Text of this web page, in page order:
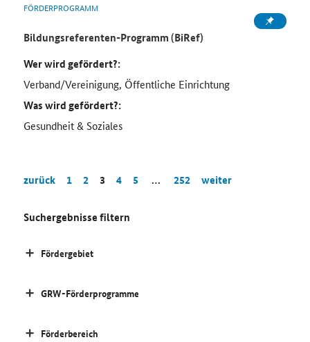
FÖRDERPROGRAMM
Bildungsreferenten-Programm (BiRef)
Wer wird gefördert?:
Verband/Vereinigung, Öffentliche Einrichtung
Was wird gefördert?:
Gesundheit & Soziales
zurück 1 2 3 4 5 … 252 weiter
Suchergebnisse filtern
Fördergebiet
GRW-Förderprogramme
Förderbereich